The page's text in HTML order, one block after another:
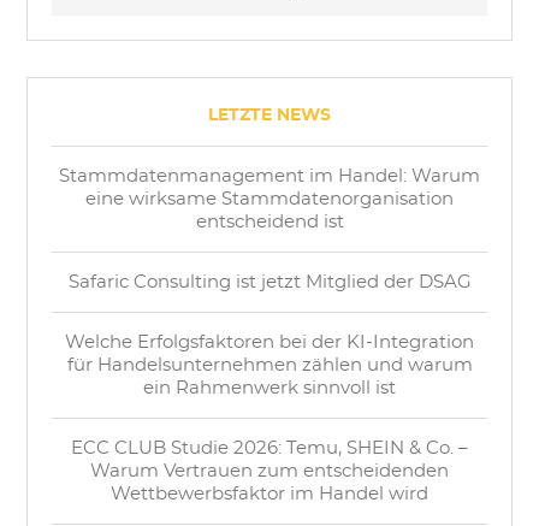
LETZTE NEWS
Stammdatenmanagement im Handel: Warum
eine wirksame Stammdatenorganisation
entscheidend ist
Safaric Consulting ist jetzt Mitglied der DSAG
Welche Erfolgsfaktoren bei der KI-Integration
für Handelsunternehmen zählen und warum
ein Rahmenwerk sinnvoll ist
ECC CLUB Studie 2026: Temu, SHEIN & Co. –
Warum Vertrauen zum entscheidenden
Wettbewerbsfaktor im Handel wird